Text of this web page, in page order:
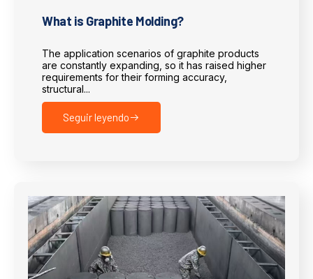
What is Graphite Molding?
The application scenarios of graphite products
are constantly expanding, so it has raised higher
requirements for their forming accuracy,
structural...
Seguir leyendo